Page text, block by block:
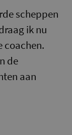
scheppen
ik nu
coachen.
de
aan